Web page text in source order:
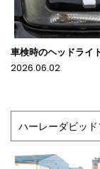
車検時のヘッドライ
2026.06.02
ハーレーダビッ